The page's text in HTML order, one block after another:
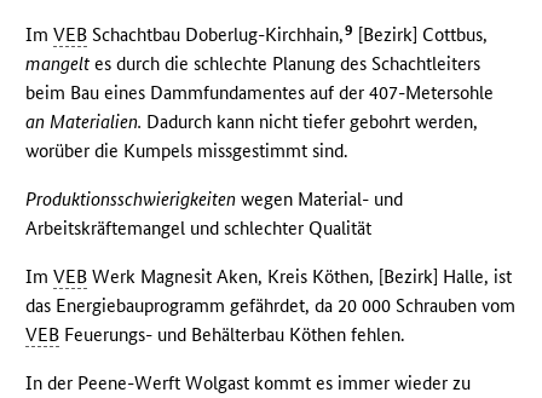
ImVEB Schachtbau Doberlug-Kirchhain,9 [Bezirk] Cottbus,
mangelt es durch die schlechte Planung des Schachtleiters
beim Bau eines Dammfundamentes auf der 407-Metersohle
an Materialien. Dadurch kann nicht tiefer gebohrt werden,
worüber die Kumpels missgestimmt sind.
Produktionsschwierigkeiten wegen Material- und
Arbeitskräftemangel und schlechter Qualität
ImVEB Werk Magnesit Aken, Kreis Köthen, [Bezirk] Halle, ist
das Energiebauprogramm gefährdet, da 20 000 Schrauben vom
VEB Feuerungs- und Behälterbau Köthen fehlen.
In der Peene-Werft Wolgast kommt es immer wieder zu